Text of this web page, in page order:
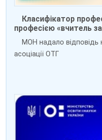
Класифікатор
професією «вчитель
МОН надало відповідь
асоціації ОТГ